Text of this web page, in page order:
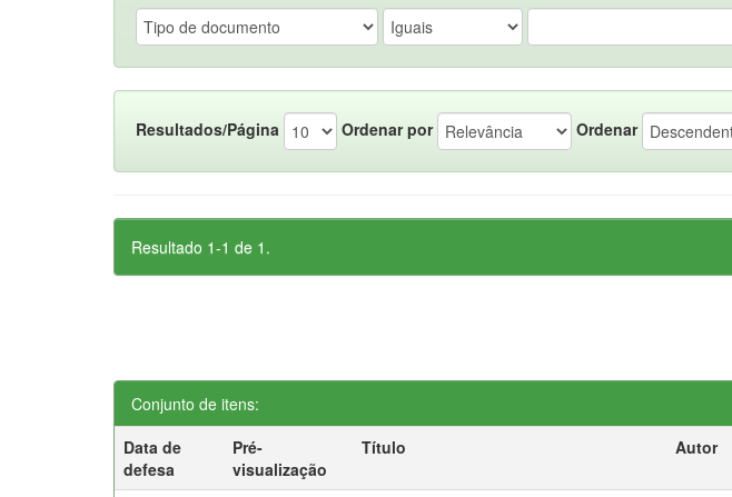
Resultados/Página Ordenar por Ordenar
Resultado 1-1 de 1.
Conjunto de itens:
Data de
defesa
Pré-
visualização
Título Autor